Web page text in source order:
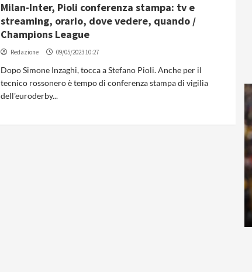
Milan-Inter, Pioli conferenza stampa: tv e
streaming, orario, dove vedere, quando /
Champions League
Redazione 09/05/2023 10:27
Dopo Simone Inzaghi, tocca a Stefano Pioli. Anche per il
tecnico rossonero è tempo di conferenza stampa di vigilia
dell'euroderby...